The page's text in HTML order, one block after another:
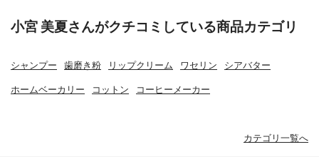
小宮 美夏さんがクチコミしている商品カテゴリ
シャンプー 歯磨き粉 リップクリーム ワセリン シアバター
ホームベーカリー コットン コーヒーメーカー
カテゴリ一覧へ